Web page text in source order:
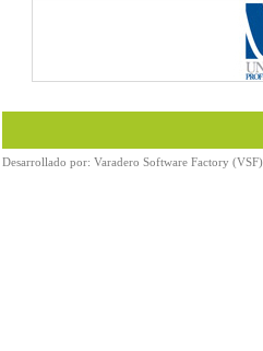
Desarrollado por: Varadero Software Factory (VSF)